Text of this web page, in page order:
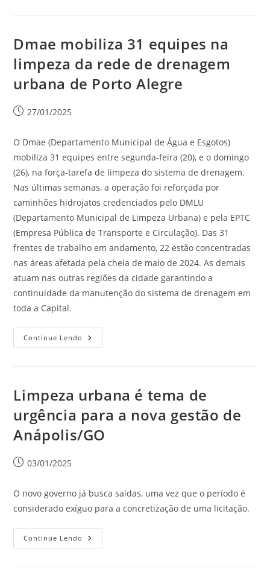
Dmae mobiliza 31 equipes na
limpeza da rede de drenagem
urbana de Porto Alegre
27/01/2025
O Dmae (Departamento Municipal de Água e Esgotos)
mobiliza 31 equipes entre segunda-feira (20), e o domingo
(26), na força-tarefa de limpeza do sistema de drenagem.
Nas últimas semanas, a operação foi reforçada por
caminhões hidrojatos credenciados pelo DMLU
(Departamento Municipal de Limpeza Urbana) e pela EPTC
(Empresa Pública de Transporte e Circulação). Das 31
frentes de trabalho em andamento, 22 estão concentradas
nas áreas afetada pela cheia de maio de 2024. As demais
atuam nas outras regiões da cidade garantindo a
continuidade da manutenção do sistema de drenagem em
toda a Capital.
Continue Lendo
Limpeza urbana é tema de
urgência para a nova gestão de
Anápolis/GO
03/01/2025
O novo governo já busca saídas, uma vez que o período é
considerado exíguo para a concretização de uma licitação.
Continue Lendo